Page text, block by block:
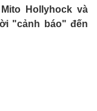
làm
đảo
Hollyhock và
"cảnh báo" đến